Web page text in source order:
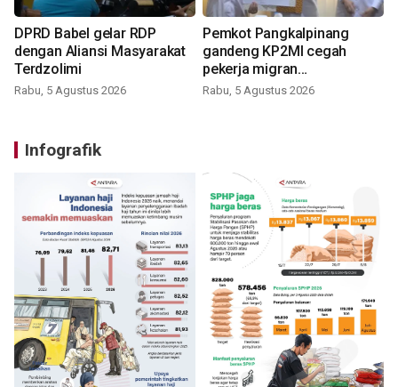
DPRD Babel gelar RDP
dengan Aliansi Masyarakat
Terdzolimi
Rabu, 5 Agustus 2026
Pemkot Pangkalpinang
gandeng KP2MI cegah
pekerja migran
nonprosedural
Rabu, 5 Agustus 2026
Infografik